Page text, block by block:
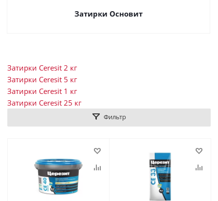
Затирки Основит
Затирки Ceresit 2 кг
Затирки Ceresit 5 кг
Затирки Ceresit 1 кг
Затирки Ceresit 25 кг
Фильтр